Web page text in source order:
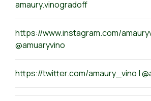
amaury.vinogradoff
https://www.instagram.com/
@amuaryvino
https://twitter.com/amaury_vino |